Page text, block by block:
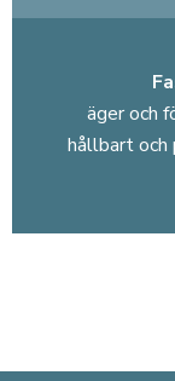
äger och
hållbart och